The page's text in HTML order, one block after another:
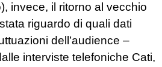
invece, il ritorno al vecchio
riguardo di quali dati
dell’audience –
interviste telefoniche Cati,